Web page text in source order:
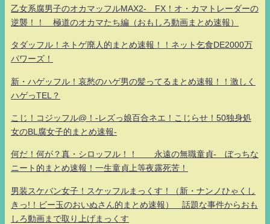
乙女系腐男子のオカマッフルMAX2- FX！オ・カマトレーダーの
逆襲！！ 極道のオカマたち編（おもしろ動画まとめ速報）
タダッフル！ネトゲ廃人的まとめ速報！！ネット乞食DE2000万
パワーズ！
新・ハゲッフル！哀愁のハゲ男の髪ってるまとめ速報！！激しく
ハゲっTEL？
こじ！コジッフル@！-レズっ娘百合ネエ！こじらせ！50独身処
女のBL腐女子的まとめ速報-
何だ！何が？真・シロッフル！！ 永遠の無職童貞- ぼっちな
ニート的まとめ速報！一生童貞上等夜露死苦！
男装スケバン女子！スケッフルまっくす！（新・ナンノひゃくし
きっ!！ビー玉のおいぬさん的まとめ速報） 話題な事件からおも
しろ動画まで取り上げまっくす